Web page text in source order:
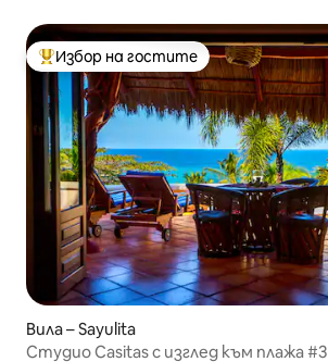
Най-популярен избор на гостите
Избор на гостите
Вила – Sayulita
Студио Casitas с изглед към плажа #3